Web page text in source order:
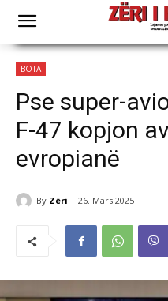
BOTA
Pse super-
F-47 kopjon
evropianë
By Zëri 26. Mars 2025